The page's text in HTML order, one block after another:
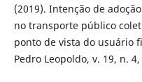
(2019). Intenção de
no transporte público
ponto de vista do usuário
Pedro Leopoldo, v. 19, n.